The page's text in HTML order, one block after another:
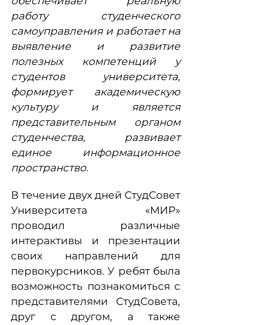
работу студенческого
самоуправления и работает на
выявление и развитие
полезных компетенций у
студентов университета,
формирует академическую
культуру и является
представительным органом
студенчества, развивает
единое информационное
пространство.
В течение двух дней СтудСовет
Университета «МИР»
проводил различные
интерактивы и презентации
своих направлений для
первокурсников. У ребят была
возможность познакомиться с
представителями СтудСовета,
друг с другом, а также